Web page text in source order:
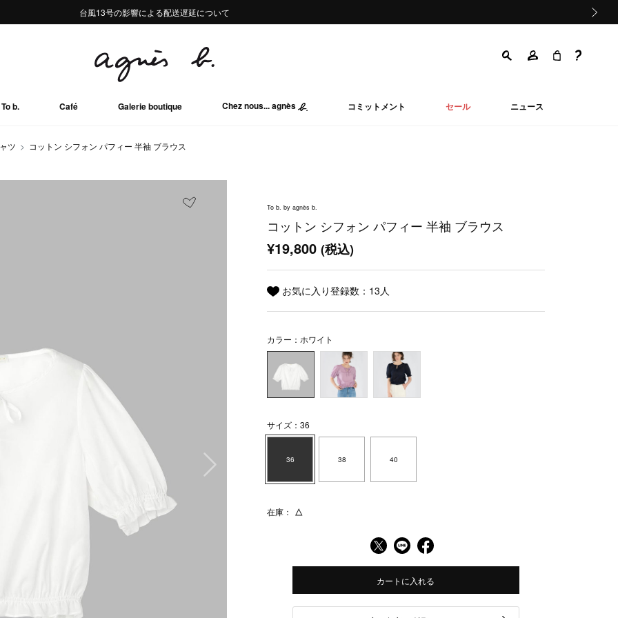
熊本地域地震の影響による配送遅延について
Summer Sale 2buy10%OFF!!
台風13号の影響による配送遅延について
熊本地域地震の影響による配送遅延について
Summer Sale 2buy10%OFF!!
To b. Café Galerie boutique Chez nous... agnès コミットメント セール ニュース
ツ コットン シフォン パフィー 半袖 ブラウス
To b. by agnès b.
コットン シフォン パフィー 半袖 ブラウス
¥19,800(税込)
お気に入り登録数： 13人
カラー：ホワイト
サイズ：36
36 38 40
在庫： △
カートに入れる